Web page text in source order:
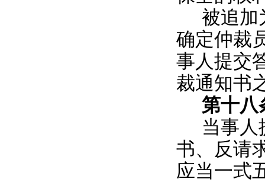
被追加
确定仲裁
事人提交
裁通知书
第十八
当事人
书、反请
应当一式